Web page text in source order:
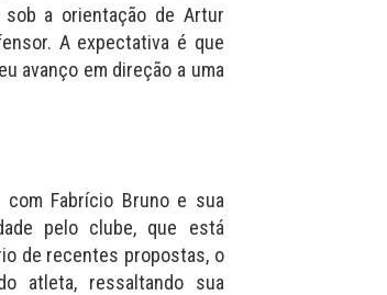
a orientação de Artur
A expectativa é que
avanço em direção a uma
com Fabrício Bruno e sua
pelo clube, que está
de recentes propostas, o
atleta, ressaltando sua